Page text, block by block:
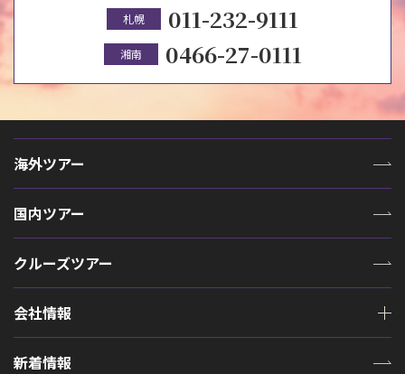
札幌 011-232-9111
湘南 0466-27-0111
海外ツアー
国内ツアー
クルーズツアー
会社情報
新着情報